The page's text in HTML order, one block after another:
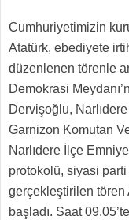
Cumhuriyetimizin
Atatürk, ebediyete
düzenlenen törenle
Demokrasi
Dervişoğlu,
Garnizon Komutan
Narlıdere İlçe
protokolü, siyasi parti
gerçekleştirilen tören
başladı. Saat